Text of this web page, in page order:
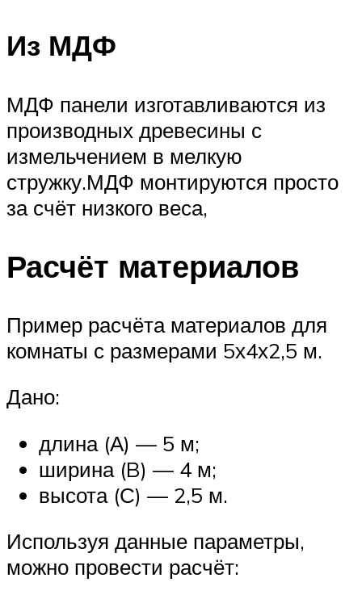
Из МДФ
МДФ панели изготавливаются из
производных древесины с
измельчением в мелкую
стружку.МДФ монтируются просто
за счёт низкого веса,
Расчёт материалов
Пример расчёта материалов для
комнаты с размерами 5х4х2,5 м.
Дано:
длина (А) — 5 м;
ширина (B) — 4 м;
высота (С) — 2,5 м.
Используя данные параметры,
можно провести расчёт: